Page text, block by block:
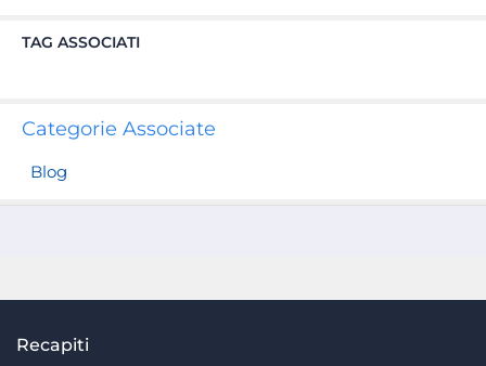
TAG ASSOCIATI
Categorie Associate
Blog
Recapiti